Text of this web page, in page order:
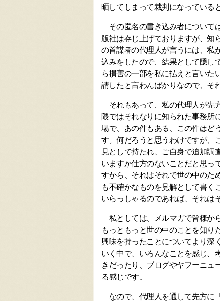
晒してしまって裁判になっている
その匿名の書き込み者について
版社は存じ上げておりますが、知
の首謀者の代理人が言うには、私
込みをしたので、結果として隠し
ら損害の一部を私に払えと言いた
請したと言わんばかりなので、そ
それもあって、私の代理人が先
隈ではそれなりに知られた事務所
場で、あの件もある、この件はど
す。何だろうと思うわけですが、
見として持たれ、ご自身で追加調
いますか仕方のないことだと思っ
すから、それはそれで世の中のた
も不確かなものを見解として書く
いらっしゃるのであれば、それは
私としては、メルマガで皆様か
もっともっと世の中のことを知り
興味を持ったことについてより深
いく中で、いろんなことを感じ、
きだったり、ブログやヤフーニュ
る感じです。
なので、代理人を通して先方に